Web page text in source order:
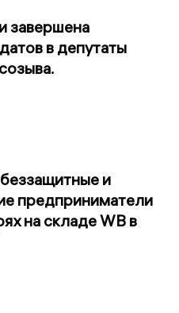
завершена
в депутаты
и
предприниматели
на складе WB в